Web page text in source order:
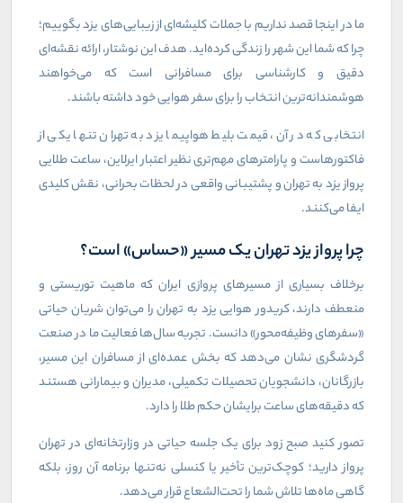
ما در اینجا قصد نداریم با جملات کلیشه‌ای از زیبایی‌های یزد بگوییم؛
چرا که شما این شهر را زندگی کرده‌اید. هدف این نوشتار، ارائه نقشه‌ای
دقیق و کارشناسی برای مسافرانی است که می‌خواهند
هوشمندانه‌ترین انتخاب را برای سفر هوایی خود داشته باشند.
انتخابی که در آن، قیمت بلیط هواپیما یزد به تهران تنها یکی از
فاکتورهاست و پارامترهای مهم‌تری نظیر اعتبار ایرلاین، ساعت طلایی
پرواز یزد به تهران و پشتیبانی واقعی در لحظات بحرانی، نقش کلیدی
ایفا می‌کنند.
چرا پرواز یزد تهران یک مسیر «حساس» است؟
برخلاف بسیاری از مسیرهای پروازی ایران که ماهیت توریستی و
منعطف دارند، کریدور هوایی یزد به تهران را می‌توان شریان حیاتی
«سفرهای وظیفه‌محور» دانست. تجربه سال‌ها فعالیت ما در صنعت
گردشگری نشان می‌دهد که بخش عمده‌ای از مسافران این مسیر،
بازرگانان، دانشجویان تحصیلات تکمیلی، مدیران و بیمارانی هستند
که دقیقه‌های ساعت برایشان حکم طلا را دارد.
تصور کنید صبح زود برای یک جلسه حیاتی در وزارتخانه‌ای در تهران
پرواز دارید؛ کوچک‌ترین تأخیر یا کنسلی نه‌تنها برنامه آن روز، بلکه
گاهی ماه‌ها تلاش شما را تحت‌الشعاع قرار می‌دهد.